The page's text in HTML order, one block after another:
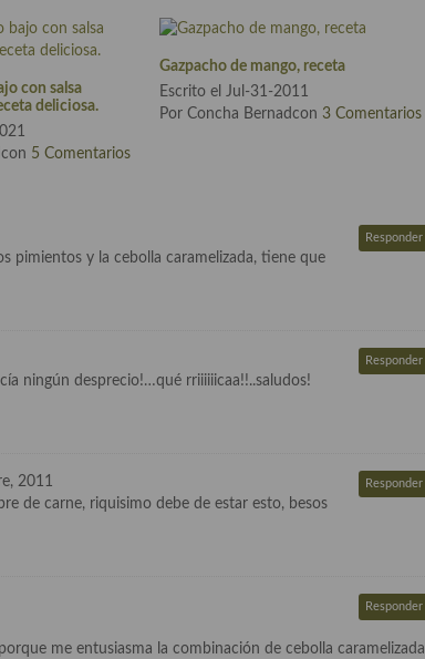
con salsa
deliciosa.
5 Comentarios
Gazpacho de mango, receta
Escrito el Jul-31-2011
Por Concha Bernadcon3 Comentarios
Responder
pimientos y la cebolla caramelizada, tiene que
Responder
ningún desprecio!…qué rriiiiiicaa!!..saludos!
2011 Responder
de carne, riquisimo debe de estar esto, besos
Responder
me entusiasma la combinación de cebolla caramelizada